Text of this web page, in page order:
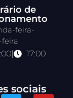
de
feira-
| 17:00
sociais